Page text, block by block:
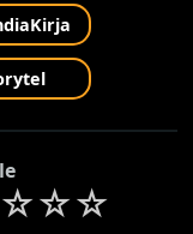
☆☆☆